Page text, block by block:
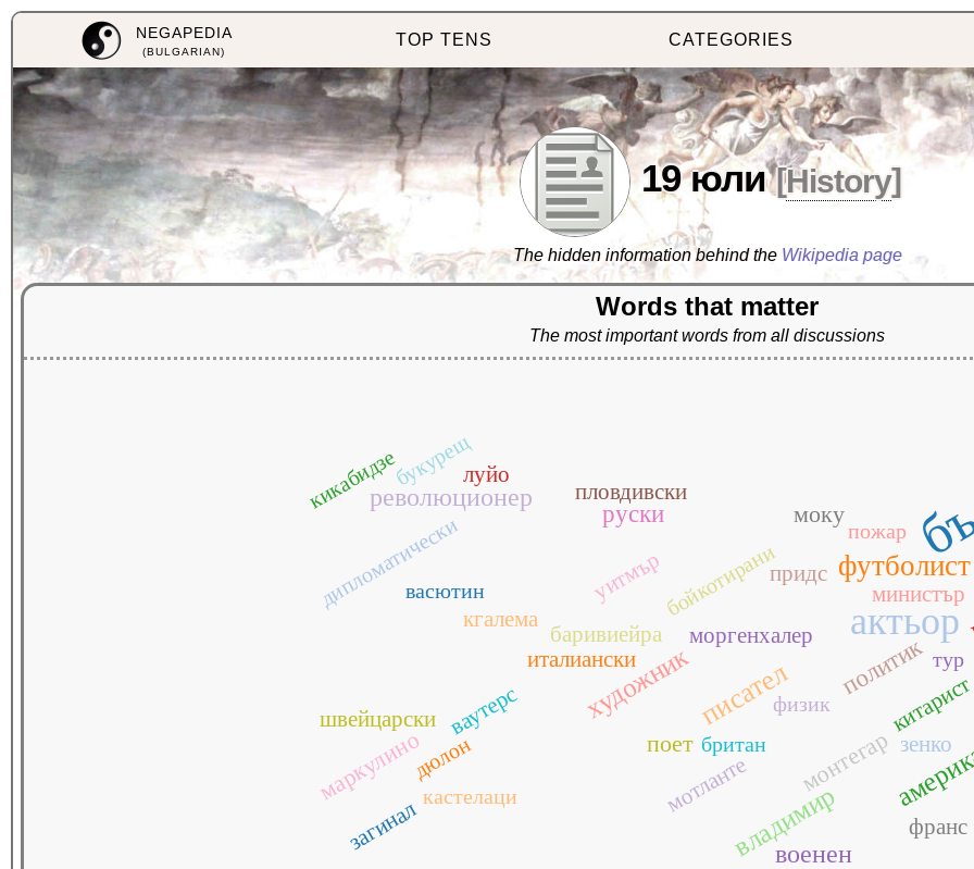
NEGAPEDIA
(BULGARIAN)
TOP TENS CATEGORIES
19 юли [History]
The hidden information behind the Wikipedia page
Words that matter
The most important words from all discussions
актьор
футболист
писател
владимир
художник
военен
революционер
политик
руски
маркулино
моку
монтегар
поет
баривиейра
ваутерс
загинал
зенко
италиански
кгалема
китарист
луйо
министър
моргенхалер
мотланте
пловдивски
придс
уитмър
франс
швейцарски
бойкотирани
британ
букурещ
васютин
дипломатически
дюлон
кастелаци
кикабидзе
пожар
тур
физик